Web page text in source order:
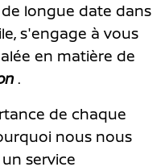
longue date dans
s'engage à vous
en matière de
.
de chaque
nous nous
service